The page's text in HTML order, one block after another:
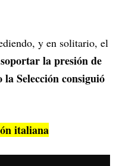
y en solitario, el
la presión de
Selección consiguió
italiana